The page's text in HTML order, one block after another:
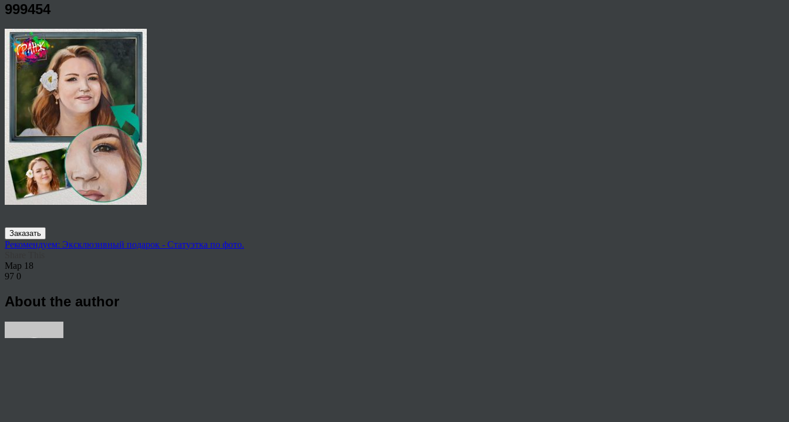
999454
Заказать
Рекомендуем: Эксклюзивный подарок - Статуэтка по фото.
Мар 18
97 0
About the author